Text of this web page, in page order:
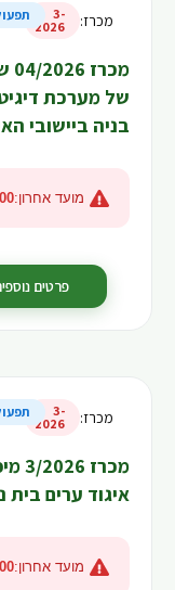
מכרז:
3-
2026
תפעול
מכרז
של מערכת
בניה ביישובי
מועד אחרון:
פרטים נוספים
מכרז:
3-
2026
תפעול
מכרז 3/
איגוד ערים בית
מועד אחרון: